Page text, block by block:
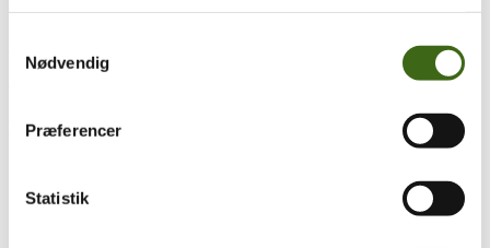
Nødvendig
Præferencer
Statistik
Populære sider
Vedtægter
Lokalforeninger